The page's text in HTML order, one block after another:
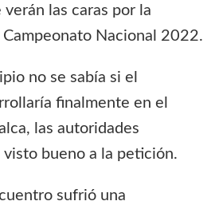
verán las caras por la
Nacional 2022.
no se sabía si el
finalmente en el
las autoridades
bueno a la petición.
sufrió una